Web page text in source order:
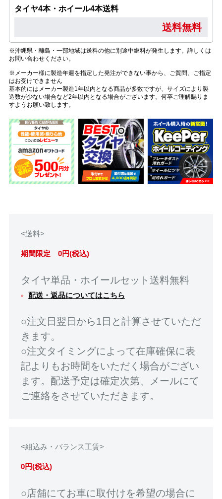
タイヤ4本・ホイール4本送料
送料無料
※沖縄県・離島・一部地域は送料の他に別途中継料が発生します。詳しくは
お問い合わせください。
※メーカー様に製造年週を指定した発注ができない事から、ご質問、ご指定
はお受けできません
基本的にはメーカー製造1年以内となる商品が多数ですが、サイズにより製
造数が少ない場合など2年以内となる場合がございます。何卒ご理解賜りま
すようお願い致します。
<送料>
期間限定 0円(税込)
タイヤ単品・ホイールセット送料無料
配送・返品についてはこちら
○注文日翌日から1日と計算させていただ
きます。
○注文タイミングによって在庫確保に表
記よりもお時間をいただく場合がござい
ます。配送予定は確定次第、メールにて
ご連絡をさせていただきます。
<組込み・バランス工賃>
0円(税込)
○店舗にてお車に取付けを希望の場合に